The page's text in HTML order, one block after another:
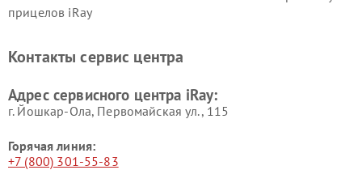
прицелов iRay
Контакты сервис центра
Адрес сервисного центра iRay:
г. Йошкар-Ола, Первомайская ул., 115
Горячая линия:
+7 (800) 301-55-83